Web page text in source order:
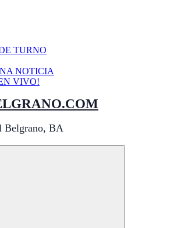
TURNO
NOTICIA
VIVO!
Belgrano, BA